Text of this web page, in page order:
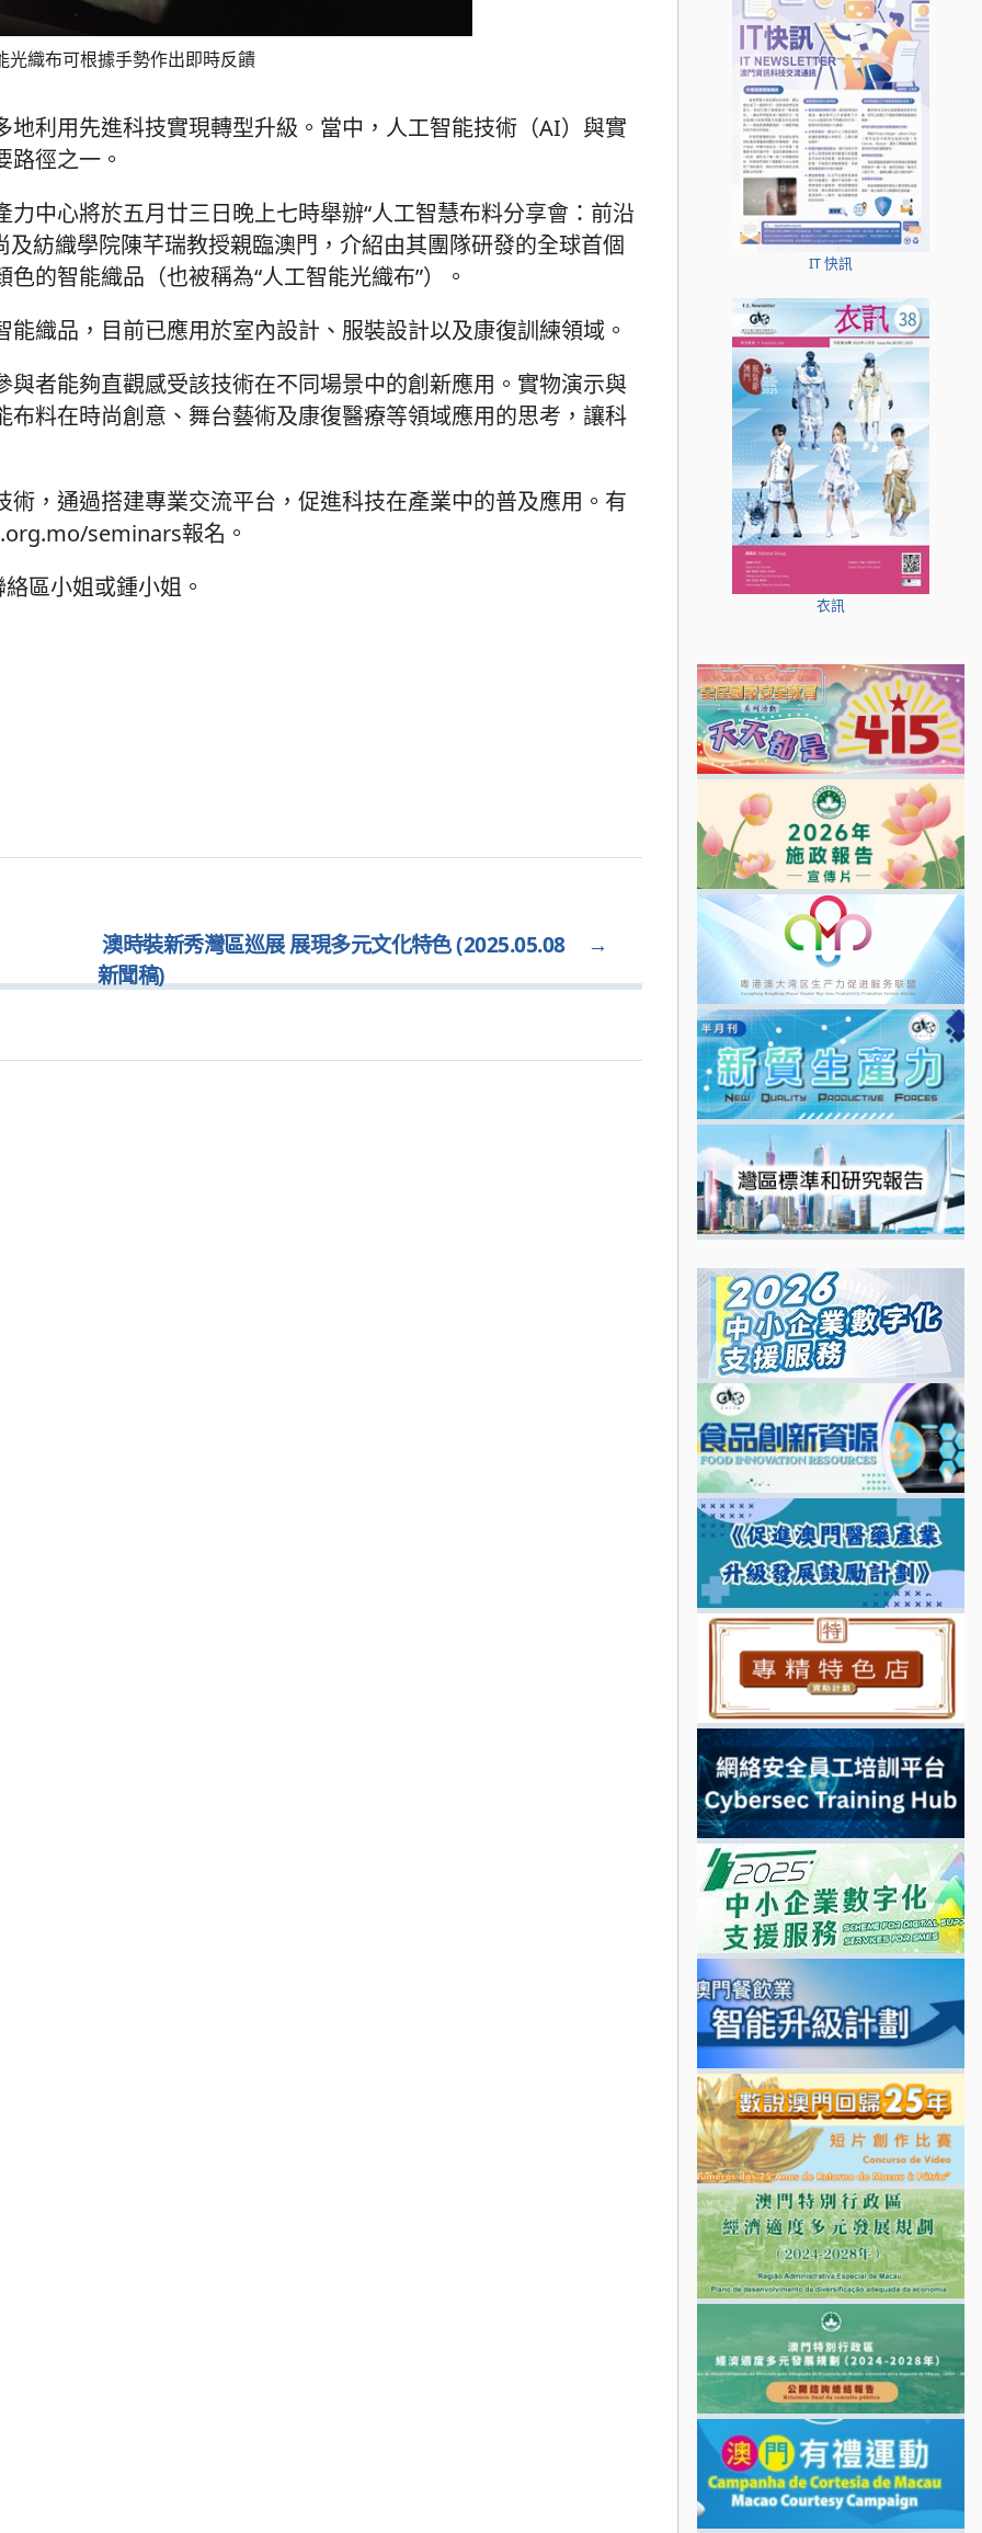
光織布可根據手勢作出即時反饋
利用先進科技實現轉型升級。當中，人工智能技術（AI）與實
徑之一。
中心將於五月廿三日晚上七時舉辦“人工智慧布料分享會：前沿
紡織學院陳芊瑞教授親臨澳門，介紹由其團隊研發的全球首個
的智能織品（也被稱為“人工智能光織布”）。
織品，目前已應用於室內設計、服裝設計以及康復訓練領域。
者能夠直觀感受該技術在不同場景中的創新應用。實物演示與
料在時尚創意、舞台藝術及康復醫療等領域應用的思考，讓科
，通過搭建專業交流平台，促進科技在產業中的普及應用。有
seminars報名。
區小姐或鍾小姐。
→
澳時裝新秀灣區巡展 展現多元文化特色 (2025.05.08
新聞稿)
IT 快訊
衣訊